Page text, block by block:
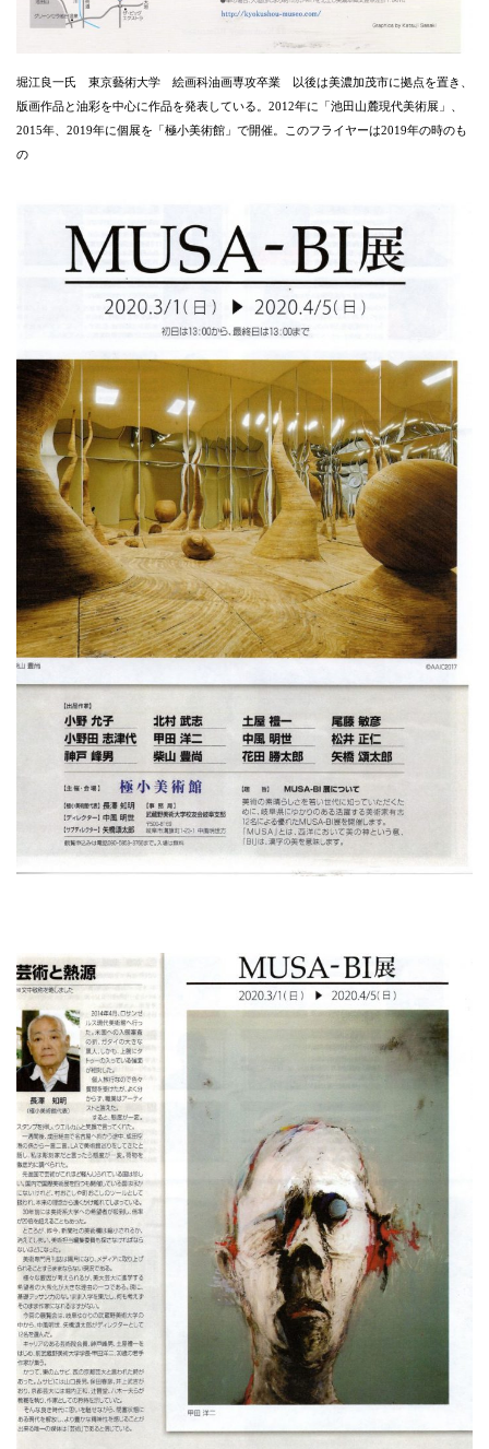
堀江良一氏 東京藝術大学 絵画科油画専攻卒業 以後は美濃加茂市に拠点を置き、
版画作品と油彩を中心に作品を発表している。2012年に「池田山麓現代美術展」、
2015年、2019年に個展を「極小美術館」で開催。このフライヤーは2019年の時のも
の